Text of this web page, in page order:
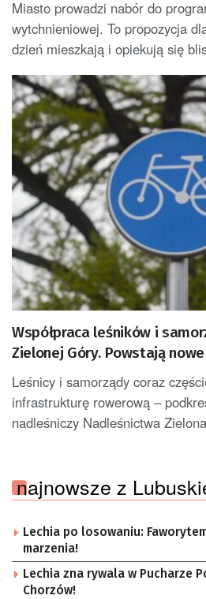
Miasto prowadzi nabór do
wytchnieniowej. To propozycja
dzień mieszkają i opiekują się
Współpraca leśników i
Zielonej Góry. Powstają
Leśnicy i samorządy coraz
infrastrukturę rowerową –
nadleśniczy Nadleśnictwa
najnowsze z
Lechia po losowaniu:
marzenia!
Lechia zna rywala w Pucharze
Chorzów!